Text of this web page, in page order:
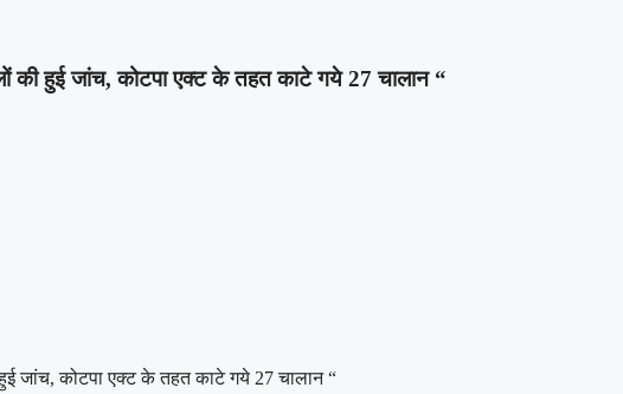
की हुई जांच, कोटपा एक्ट के तहत काटे गये 27 चालान “
जांच, कोटपा एक्ट के तहत काटे गये 27 चालान “